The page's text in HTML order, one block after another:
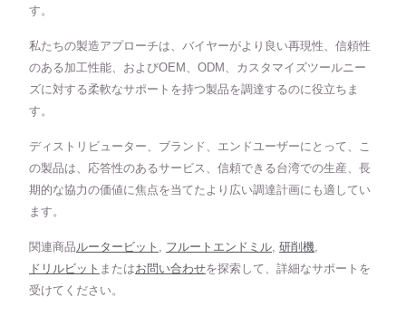
す。
私たちの製造アプローチは、バイヤーがより良い再現性、信頼性
のある加工性能、およびOEM、ODM、カスタマイズツールニー
ズに対する柔軟なサポートを持つ製品を調達するのに役立ちま
す。
ディストリビューター、ブランド、エンドユーザーにとって、こ
の製品は、応答性のあるサービス、信頼できる台湾での生産、長
期的な協力の価値に焦点を当てたより広い調達計画にも適してい
ます。
関連商品ルータービット , フルートエンドミル, 研削機,
ドリルビット またはお問い合わせを探索して、詳細なサポートを
受けてください。